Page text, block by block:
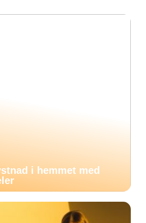
i hemmet med